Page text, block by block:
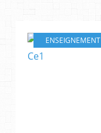
ENSEIGNEMENT